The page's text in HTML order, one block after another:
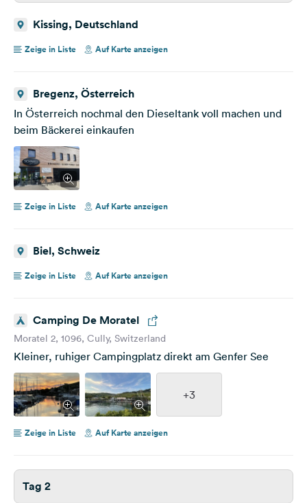
Kissing, Deutschland
Zeige in Liste Auf Karte anzeigen
Bregenz, Österreich
In Österreich nochmal den Dieseltank voll machen und
beim Bäckerei einkaufen
Zeige in Liste Auf Karte anzeigen
Biel, Schweiz
Zeige in Liste Auf Karte anzeigen
Camping De Moratel
Moratel 2, 1096, Cully, Switzerland
Kleiner, ruhiger Campingplatz direkt am Genfer See
+3
Zeige in Liste Auf Karte anzeigen
Tag 2